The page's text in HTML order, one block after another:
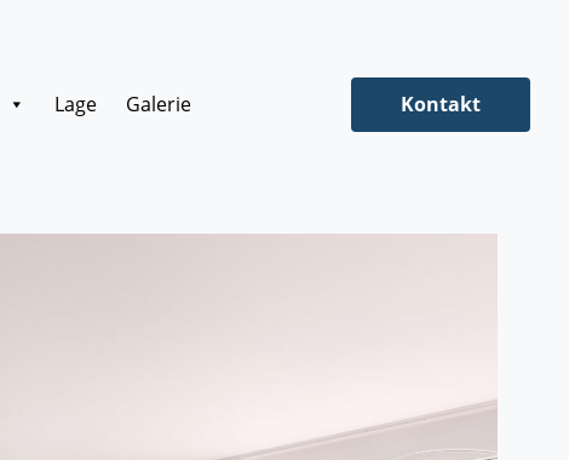
Lage Galerie Kontakt